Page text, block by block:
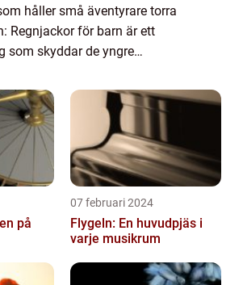
håller små äventyrare torra
Regnjackor för barn är ett
som skyddar de yngre
kommer att ge en grundlig
på
07 februari 2024
Flygeln: En huvudpjäs i
varje musikrum